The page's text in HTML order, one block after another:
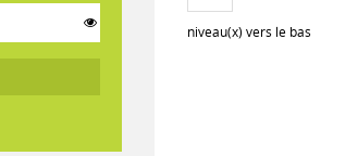
niveau(x) vers le bas